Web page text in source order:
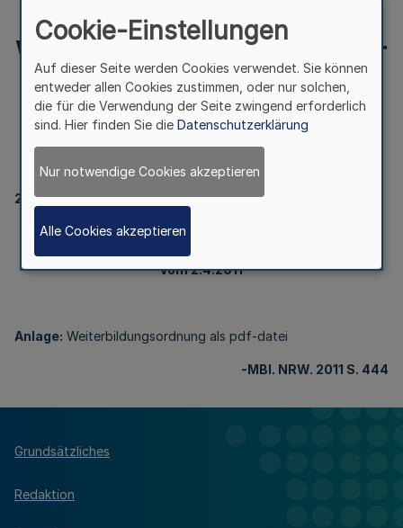
Weiterbildungsordnung der
nordrheinischen Ärztinnen
und Ärzte vom 2.4.2011
21220
Weiterbildungsordnung der nordrheinischen Ärztinnen
und Ärzte
vom 2.4.2011
Anlage: Weiterbildungsordnung als pdf-datei
-MBl. NRW. 2011 S. 444
Grundsätzliches
Redaktion
Cookie-Einstellungen
Auf dieser Seite werden Cookies verwendet. Sie können
entweder allen Cookies zustimmen, oder nur solchen,
die für die Verwendung der Seite zwingend erforderlich
sind. Hier finden Sie die Datenschutzerklärung
Nur notwendige Cookies akzeptieren
Alle Cookies akzeptieren